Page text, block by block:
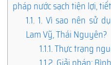
pháp nước sạch tiện lợi,
1.1. 1. Vì sao nên sử
Lam Vỹ, Thái Nguyên?
1.1.1.Thực trạng